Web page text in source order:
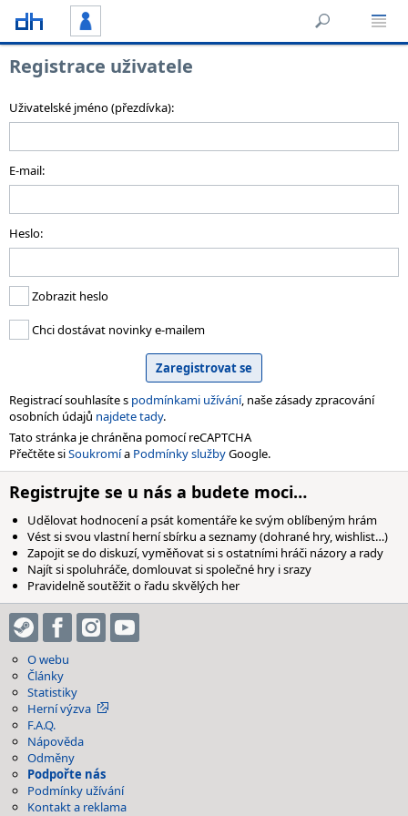
Registrace uživatele
Uživatelské jméno (přezdívka):
E-mail:
Heslo:
Zobrazit heslo
Chci dostávat novinky e-mailem
Registrací souhlasíte s podmínkami užívání, naše zásady zpracování
osobních údajů najdete tady.
Tato stránka je chráněna pomocí reCAPTCHA
Přečtěte siSoukromía Podmínky službyGoogle.
Registrujte se u nás a budete moci…
Udělovat hodnocení a psát komentáře ke svým oblíbeným hrám
Vést si svou vlastní herní sbírku a seznamy (dohrané hry, wishlist…)
Zapojit se do diskuzí, vyměňovat si s ostatními hráči názory a rady
Najít si spoluhráče, domlouvat si společné hry i srazy
Pravidelně soutěžit o řadu skvělých her
O webu
Články
Statistiky
Herní výzva
F.A.Q.
Nápověda
Odměny
Podpořte nás
Podmínky užívání
Kontakt a reklama